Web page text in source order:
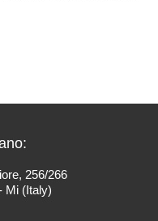
256/266
Mi (Italy)